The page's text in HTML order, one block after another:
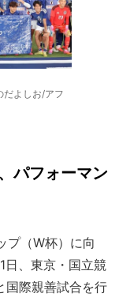
だよしお/アフ
パフォーマン
（W杯）に向
日、東京・国立競
国際親善試合を行